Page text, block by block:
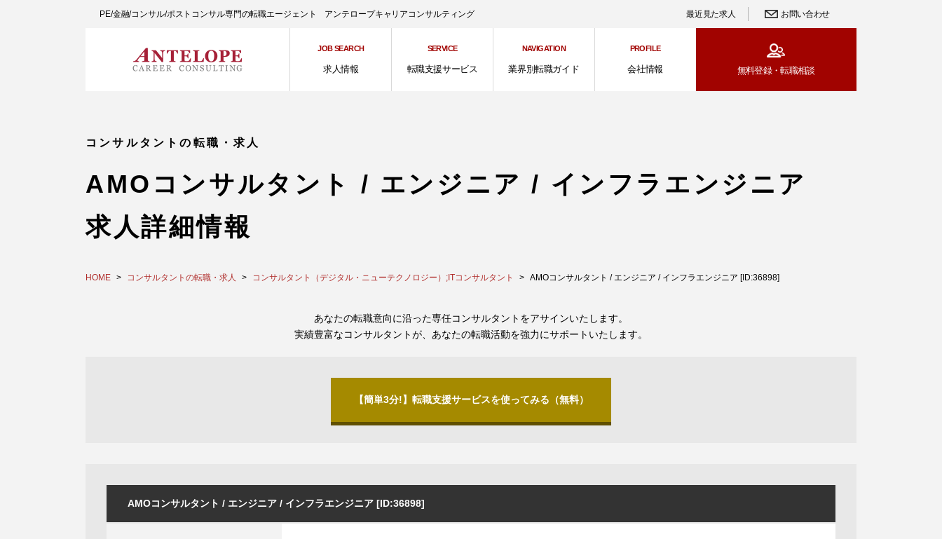
PE/金融/コンサル/ポストコンサル専門の転職エージェント アンテロープキャリアコンサルティング 最近見た求人 お問い合わせ
JOB SEARCH
求人情報
SERVICE
転職支援サービス
NAVIGATION
業界別転職ガイド
PROFILE
会社情報 無料登録・転職相談
コンサルタントの転職・求人
AMOコンサルタント / エンジニア / インフラエンジニア
求人詳細情報
HOME コンサルタントの転職・求人 コンサルタント（デジタル・ニューテクノロジー）;ITコンサルタント AMOコンサルタント / エンジニア / インフラエンジニア [ID:36898]
あなたの転職意向に沿った専任コンサルタントをアサインいたします。
実績豊富なコンサルタントが、あなたの転職活動を強力にサポートいたします。
【簡単3分!】転職支援サービスを使ってみる（無料）
AMOコンサルタント / エンジニア / インフラエンジニア [ID:36898]